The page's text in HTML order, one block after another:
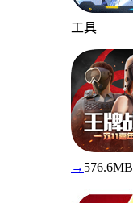
工具
→ 576.6MB